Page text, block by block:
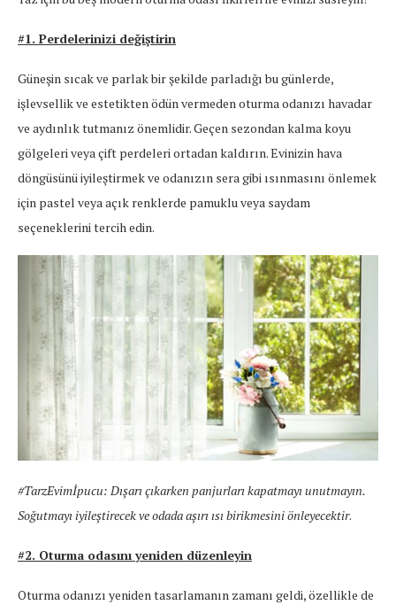
#1. Perdelerinizi değiştirin
Güneşin sıcak ve parlak bir şekilde parladığı bu günlerde,
işlevsellik ve estetikten ödün vermeden oturma odanızı havadar
ve aydınlık tutmanız önemlidir. Geçen sezondan kalma koyu
gölgeleri veya çift perdeleri ortadan kaldırın. Evinizin hava
döngüsünü iyileştirmek ve odanızın sera gibi ısınmasını önlemek
için pastel veya açık renklerde pamuklu veya saydam
seçeneklerini tercih edin.
#TarzEvimİpucu: Dışarı çıkarken panjurları kapatmayı unutmayın.
Soğutmayı iyileştirecek ve odada aşırı ısı birikmesini önleyecektir.
#2. Oturma odasını yeniden düzenleyin
Oturma odanızı yeniden tasarlamanın zamanı geldi, özellikle de